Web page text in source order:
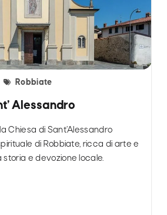
Alessandro
Robbiate
Chiesa di Sant’Alessandro
di Robbiate, ricca di arte e
storia e devozione locale.